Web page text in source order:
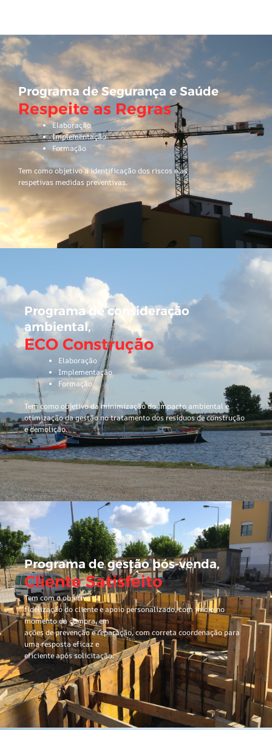
Programa de Segurança e Saúde
Respeite as Regras
Elaboração
Implementação
Formação
Tem como objetivo a identificação dos riscos e as
respetivas medidas preventivas.
Programa de consideração
ambiental,
ECO Construção
Elaboração
Implementação
Formação
Tem como objetivo da minimização do impacto ambiental e
otimização da gestão no tratamento dos resíduos de construção
e demolição.
Programa de gestão pós-venda,
Cliente Satisfeito
Tem com o objetivo da
fidelização do cliente e apoio personalizado, com início no
momento da compra, em
ações de prevenção e reparação, com correta coordenação para
uma resposta eficaz e
eficiente após solicitação.